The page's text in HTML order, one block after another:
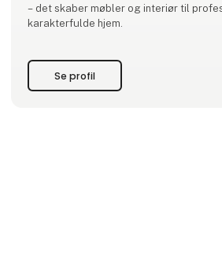
– det skaber møbler og interiør til
karakterfulde hjem.
Se profil